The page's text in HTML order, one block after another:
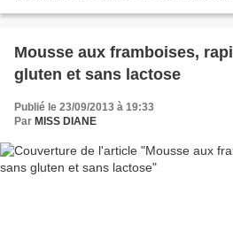
Mousse aux framboises,
gluten et sans lactose
Publié le 23/09/2013 à 19:33
Par MISS DIANE